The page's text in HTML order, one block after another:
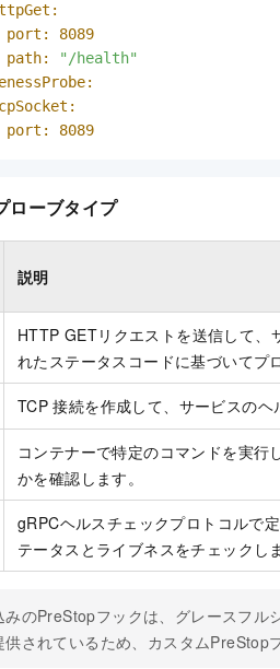
port:
8089
path:
"/health"
port:
8089
ローブタイプ
説明
HTTP GETリクエストを送信して、
れたステータスコードに基づいてプ
TCP 接続を作成して、サービスのヘ
コンテナーで特定のコマンドを実行
かを確認します。
gRPCヘルスチェックプロトコルで
テータスとライブネスをチェックしま
みのPreStopフックは、グレースフル
供されているため、カスタムPreStop